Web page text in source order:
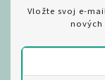
Vložte svoj e-